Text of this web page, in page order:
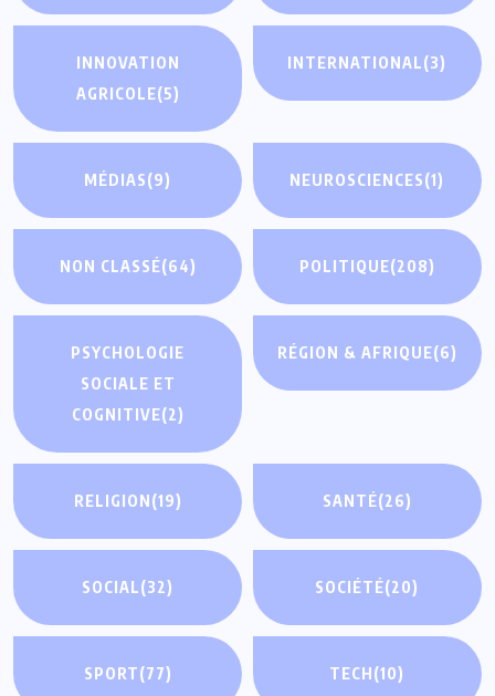
INNOVATION
AGRICOLE(5)
INTERNATIONAL(3)
MÉDIAS(9) NEUROSCIENCES(1)
NON CLASSÉ(64) POLITIQUE(208)
PSYCHOLOGIE
SOCIALE ET
COGNITIVE(2)
RÉGION & AFRIQUE(6)
RELIGION(19) SANTÉ(26)
SOCIAL(32) SOCIÉTÉ(20)
SPORT(77) TECH(10)